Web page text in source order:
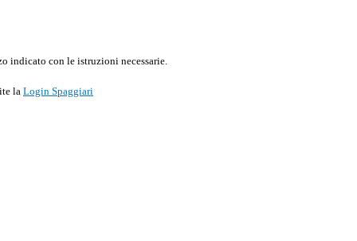
indicato con le istruzioni necessarie.
la Login Spaggiari